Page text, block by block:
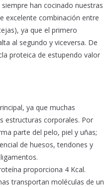
han cocinado nuestras
excelente combinación entre
ya que el primero
al segundo y viceversa. De
proteica de estupendo valor
ya que muchas
estructuras corporales. Por
parte del pelo, piel y uñas;
de huesos, tendones y
proporciona 4 Kcal.
transportan moléculas de un